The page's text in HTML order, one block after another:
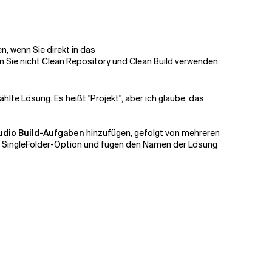
wenn Sie direkt in das
nicht Clean Repository und Clean Build verwenden.
Lösung. Es heißt "Projekt", aber ich glaube, das
Build-Aufgaben hinzufügen, gefolgt von mehreren
Option und fügen den Namen der Lösung